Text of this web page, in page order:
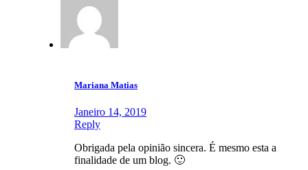
Mariana Matias
Janeiro 14, 2019
Reply
Obrigada pela opinião sincera. É mesmo esta a
finalidade de um blog. 🙂